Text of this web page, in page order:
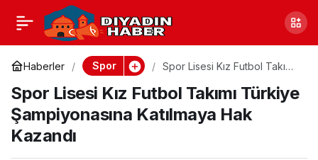
Haberler Spor
Spor Lisesi Kız Futbol Takımı
Katılmaya Hak Kazandı
Spor Lisesi Kız Futbol Takımı Türkiye
Şampiyonasına Katılmaya Hak
Kazandı
Emrah Tacir Niğde
Maçında Yok
Paylaş